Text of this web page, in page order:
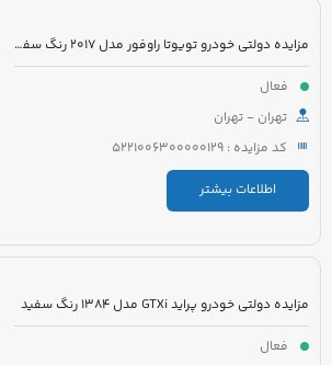
مزایده دولتی خودرو تویوتا راوفور مدل 2017 رنگ سفید صدفی متالیک
فعال
تهران - تهران
کد مزایده : 5221006300000129
اطلاعات بیشتر
مزایده دولتی خودرو پراید GTXi مدل 1384 رنگ سفید
فعال